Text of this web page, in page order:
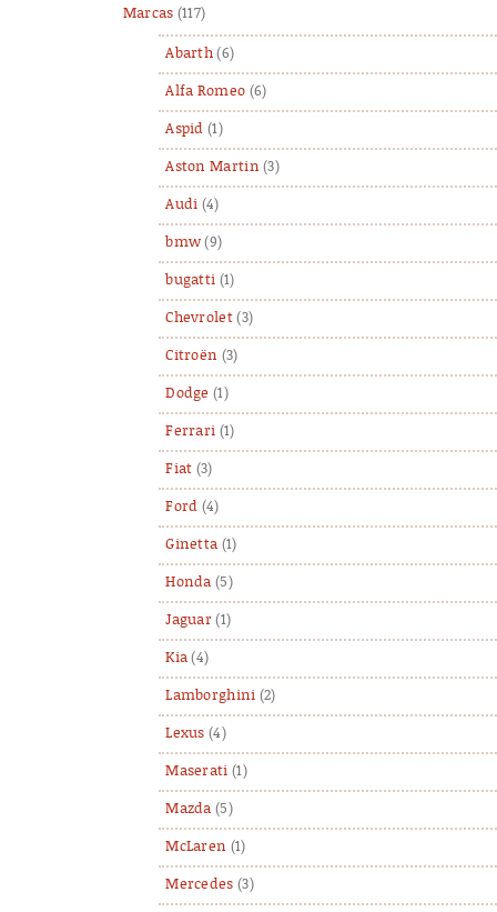
Marcas (117)
Abarth (6)
Alfa Romeo (6)
Aspid (1)
Aston Martin (3)
Audi (4)
bmw (9)
bugatti (1)
Chevrolet(3)
Citroën (3)
Dodge (1)
Ferrari (1)
Fiat (3)
Ford (4)
Ginetta (1)
Honda (5)
Jaguar (1)
Kia (4)
Lamborghini (2)
Lexus (4)
Maserati (1)
Mazda (5)
McLaren (1)
Mercedes (3)